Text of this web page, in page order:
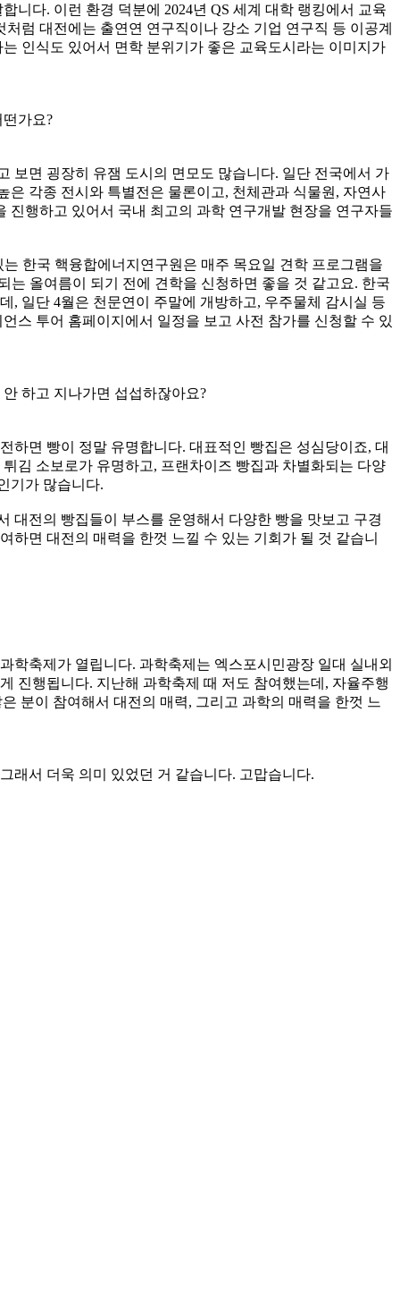
니다. 이런 환경 덕분에 2024년 QS 세계 대학 랭킹에서 교육
럼 대전에는 출연연 연구직이나 강소 기업 연구직 등 이공계
인식도 있어서 면학 분위기가 좋은 교육도시라는 이미지가
가요?
보면 굉장히 유잼 도시의 면모도 많습니다. 일단 전국에서 가
각종 전시와 특별전은 물론이고, 천체관과 식물원, 자연사
행하고 있어서 국내 최고의 과학 연구개발 현장을 연구자들
한국 핵융합에너지연구원은 매주 목요일 견학 프로그램을
올여름이 되기 전에 견학을 신청하면 좋을 것 같고요. 한국
, 일단 4월은 천문연이 주말에 개방하고, 우주물체 감시실 등
스 투어 홈페이지에서 일정을 보고 사전 참가를 신청할 수 있
하고 지나가면 섭섭하잖아요?
하면 빵이 정말 유명합니다. 대표적인 빵집은 성심당이죠, 대
김 소보로가 유명하고, 프랜차이즈 빵집과 차별화되는 다양
기가 많습니다.
대전의 빵집들이 부스를 운영해서 다양한 빵을 맛보고 구경
하면 대전의 매력을 한껏 느낄 수 있는 기회가 될 것 같습니
학축제가 열립니다. 과학축제는 엑스포시민광장 일대 실내외
진행됩니다. 지난해 과학축제 때 저도 참여했는데, 자율주행
분이 참여해서 대전의 매력, 그리고 과학의 매력을 한껏 느
래서 더욱 의미 있었던 거 같습니다. 고맙습니다.